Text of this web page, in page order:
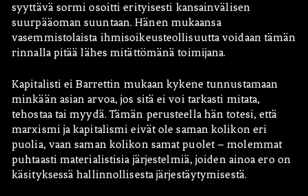
syyttävä sormi osoitti erityisesti kansainvälisen
suurpääoman suuntaan. Hänen mukaansa
vasemmistolaista ihmisoikeusteollisuutta voidaan tämän
rinnalla pitää lähes mitättömänä toimijana.
Kapitalisti ei Barrettin mukaan kykene tunnustamaan
minkään asian arvoa, jos sitä ei voi tarkasti mitata,
tehostaa tai myydä. Tämän perusteella hän totesi, että
marxismi ja kapitalismi eivät ole saman kolikon eri
puolia, vaan saman kolikon samat puolet – molemmat
puhtaasti materialistisia järjestelmiä, joiden ainoa ero on
käsityksessä hallinnollisesta järjestäytymisestä.